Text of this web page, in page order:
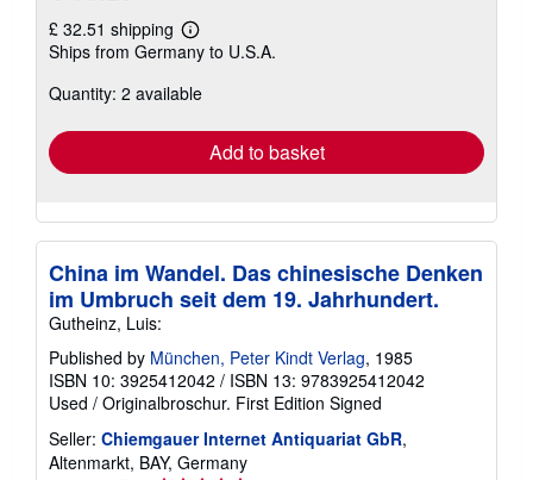
£ 32.51 shipping
Learn
more
shipping
Ships from Germany to U.S.A.
Quantity: 2 available
Add to basket
China im Wandel. Das chinesische Denken
im Umbruch seit dem 19. Jahrhundert.
Gutheinz, Luis:
Published by München, Peter Kindt Verlag, 1985
ISBN 10: 3925412042 / ISBN 13: 9783925412042
Used / Originalbroschur. First Edition Signed
Seller: Chiemgauer Internet Antiquariat GbR,
Altenmarkt, BAY, Germany